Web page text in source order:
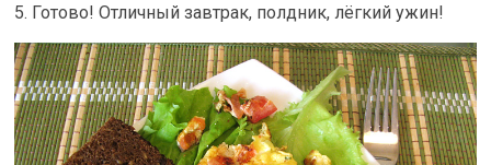
5. Готово! Отличный завтрак, полдник, лёгкий ужин!